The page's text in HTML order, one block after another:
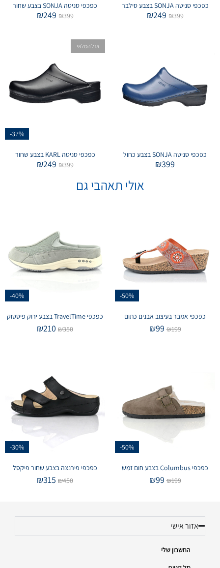
כפכפי סניטה SONJA בצבע סילבר
₪399
₪249
כפכפי סניטה SONJA בצבע שחור
₪399
₪249
כפכפי סניטה SONJA בצבע כחול
₪399
-37%
אזל המלאי
כפכפי סניטה KARL בצבע שחור
₪399
₪249
אולי תאהבי גם
-50%
כפכפי אמבר בעיצוב אבנים כתום
₪199
₪99
-40%
כפכפי TravelTime בצבע ירוק פיסטוק
₪350
₪210
-50%
כפכפי Columbus בצבע חום זמש
₪199
₪99
-30%
כפכפי פירנצה בצבע שחור פיקסל
₪450
₪315
אזור אישי
החשבון שלי